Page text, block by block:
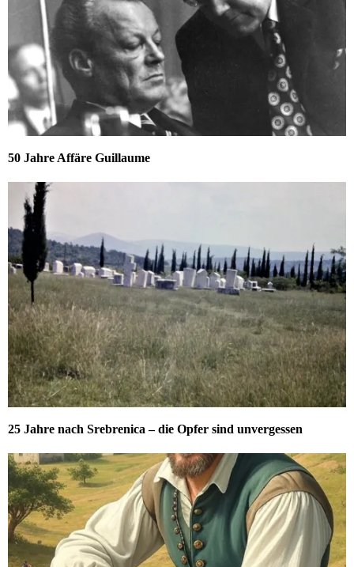
50 Jahre Affäre Guillaume
25 Jahre nach Srebrenica – die Opfer sind unvergessen